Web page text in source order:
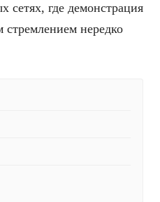
сетях, где демонстрация
нередко